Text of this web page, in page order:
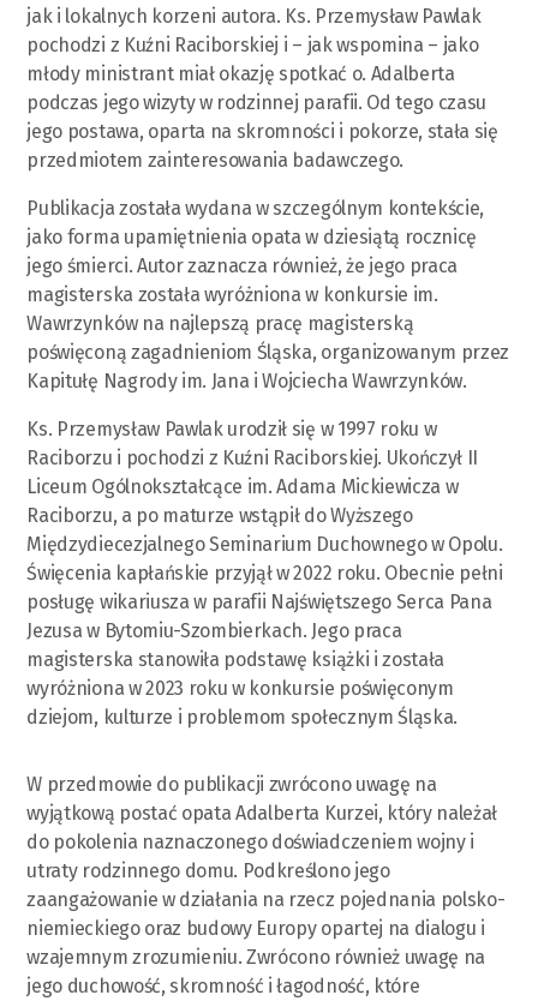
jak i lokalnych korzeni autora. Ks. Przemysław Pawlak
pochodzi z Kuźni Raciborskiej i – jak wspomina – jako
młody ministrant miał okazję spotkać o. Adalberta
podczas jego wizyty w rodzinnej parafii. Od tego czasu
jego postawa, oparta na skromności i pokorze, stała się
przedmiotem zainteresowania badawczego.
Publikacja została wydana w szczególnym kontekście,
jako forma upamiętnienia opata w dziesiątą rocznicę
jego śmierci. Autor zaznacza również, że jego praca
magisterska została wyróżniona w konkursie im.
Wawrzynków na najlepszą pracę magisterską
poświęconą zagadnieniom Śląska, organizowanym przez
Kapitułę Nagrody im. Jana i Wojciecha Wawrzynków.
Ks. Przemysław Pawlak urodził się w 1997 roku w
Raciborzu i pochodzi z Kuźni Raciborskiej. Ukończył II
Liceum Ogólnokształcące im. Adama Mickiewicza w
Raciborzu, a po maturze wstąpił do Wyższego
Międzydiecezjalnego Seminarium Duchownego w Opolu.
Święcenia kapłańskie przyjął w 2022 roku. Obecnie pełni
posługę wikariusza w parafii Najświętszego Serca Pana
Jezusa w Bytomiu-Szombierkach. Jego praca
magisterska stanowiła podstawę książki i została
wyróżniona w 2023 roku w konkursie poświęconym
dziejom, kulturze i problemom społecznym Śląska.
W przedmowie do publikacji zwrócono uwagę na
wyjątkową postać opata Adalberta Kurzei, który należał
do pokolenia naznaczonego doświadczeniem wojny i
utraty rodzinnego domu. Podkreślono jego
zaangażowanie w działania na rzecz pojednania polsko-
niemieckiego oraz budowy Europy opartej na dialogu i
wzajemnym zrozumieniu. Zwrócono również uwagę na
jego duchowość, skromność i łagodność, które